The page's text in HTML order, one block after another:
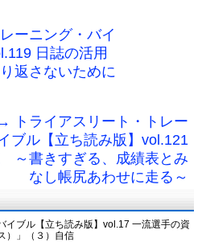
ーニング・バイ
日誌の活用
返さないために
トライアスリート・トレー
ブル【立ち読み版】vol.121
～書きすぎる、成績表とみ
なし帳尻あわせに走る～
イブル【立ち読み版】vol.17 一流選手の資
）」（３）自信